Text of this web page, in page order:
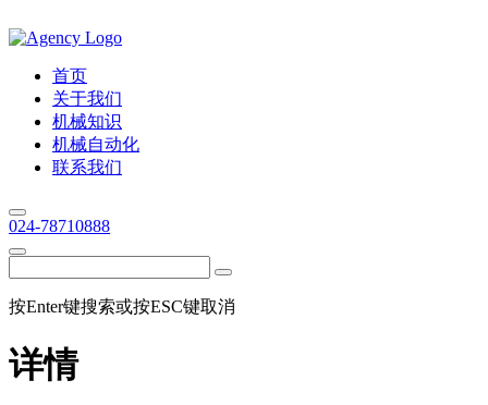
首页
关于我们
机械知识
机械自动化
联系我们
024-78710888
按Enter键搜索或按ESC键取消
详情